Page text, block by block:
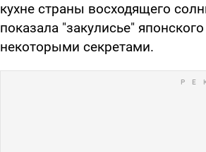
кухне страны восходящего
показала "закулисье"
некоторыми секретами.